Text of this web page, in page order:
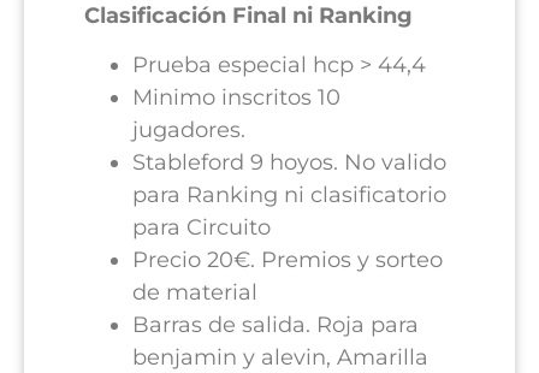
Clasificación Final ni Ranking
Prueba especial hcp > 44,4
Minimo inscritos 10
jugadores.
Stableford 9 hoyos. No valido
para Ranking ni clasificatorio
para Circuito
Precio 20€. Premios y sorteo
de material
Barras de salida. Roja para
benjamin y alevin, Amarilla